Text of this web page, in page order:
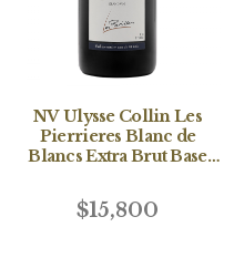
NV Ulysse Collin Les
Pierrieres Blanc de
Blancs Extra Brut Base
48(Deg:2024/02/05)
$15,800